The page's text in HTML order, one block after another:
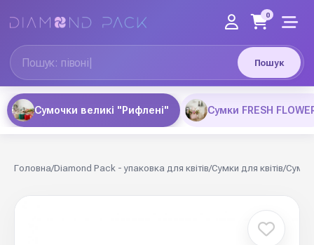
Пошук
0
Сумочки великі "Рифлені" Сумки FRESH
Головна/Diamond Pack - упаковка для квітів/Сумки для квітів/